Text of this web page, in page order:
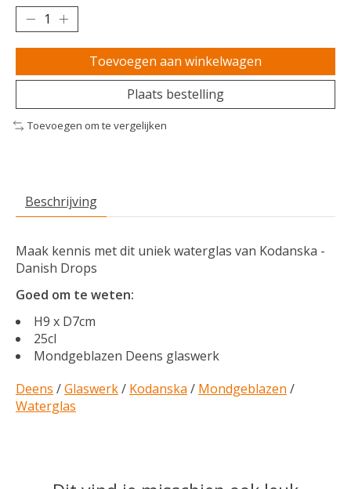
Toevoegen aan winkelwagen
Plaats bestelling
Toevoegen om te vergelijken
Beschrijving
Maak kennis met dit uniek waterglas van Kodanska -
Danish Drops
Goed om te weten:
H9 x D7cm
25cl
Mondgeblazen Deens glaswerk
Deens /Glaswerk/ Kodanska / Mondgeblazen /
Waterglas